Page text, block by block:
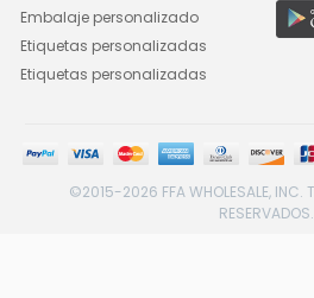
Embalaje personalizado
Etiquetas personalizadas
Etiquetas personalizadas
©2015-2026 FFA WHOLESALE, INC.
RESERVADOS.